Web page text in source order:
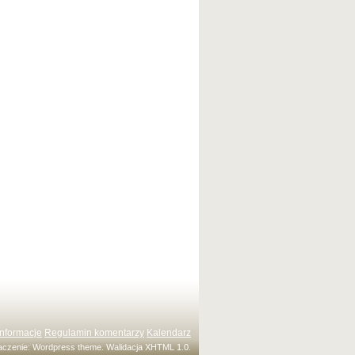
Regulamin komentarzy Kalendarz
Wordpress theme. WalidacjaXHTML 1.0.